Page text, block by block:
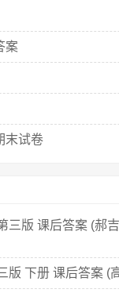
案
末试卷
三版 课后答案 (郝
版 下册 课后答案 (